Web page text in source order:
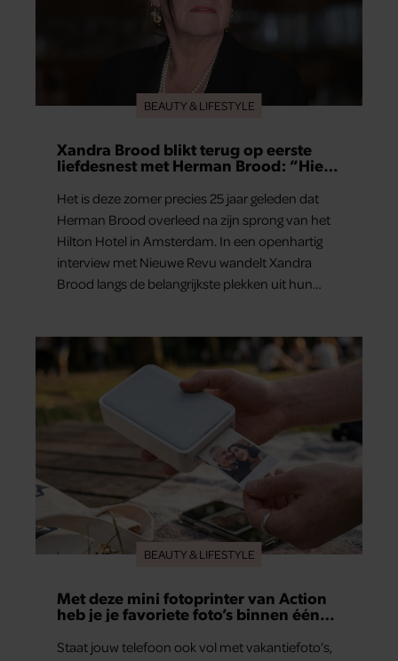
BEAUTY & LIFESTYLE
Xandra Brood blikt terug op eerste
liefdesnest met Herman Brood: “Hier
Het is deze zomer precies 25 jaar geleden dat
Herman Brood overleed na zijn sprong van het
Hilton Hotel in Amsterdam. In een openhartig
interview met Nieuwe Revu wandelt Xandra
Brood langs de belangrijkste plekken uit hun
aan herinneringen op. Daar begon hun leven
samen en werd dochter Lola geboren.
BEAUTY & LIFESTYLE
Met deze mini fotoprinter van Action
heb je je favoriete foto’s binnen één
Staat jouw telefoon ook vol met vakantiefoto’s,